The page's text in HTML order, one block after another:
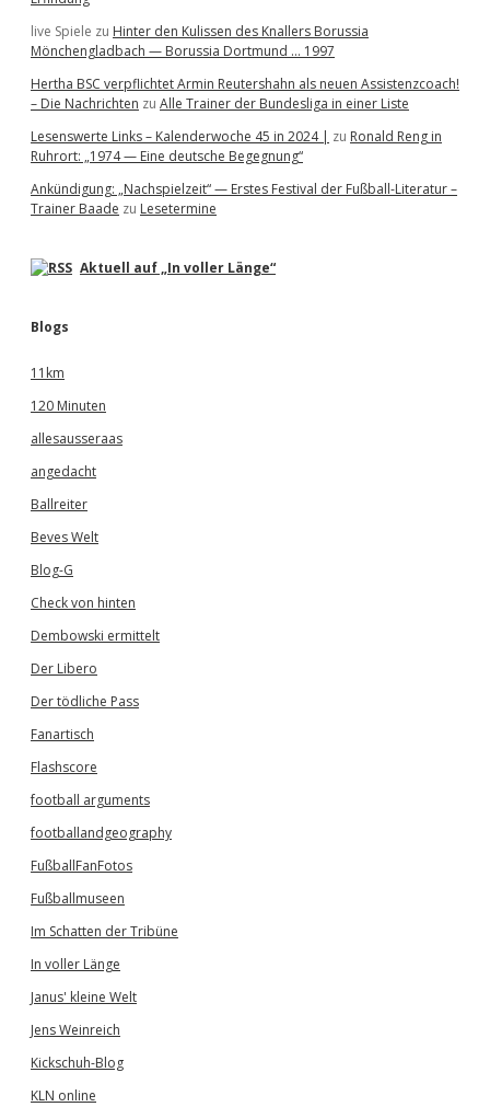
live Spiele zu Hinter den Kulissen des Knallers Borussia
Mönchengladbach — Borussia Dortmund … 1997
Hertha BSC verpflichtet Armin Reutershahn als neuen Assistenzcoach!
– Die Nachrichten zu Alle Trainer der Bundesliga in einer Liste
Lesenswerte Links – Kalenderwoche 45 in 2024 | zu Ronald Reng in
Ruhrort: „1974 — Eine deutsche Begegnung“
Ankündigung: „Nachspielzeit“ — Erstes Festival der Fußball-Literatur –
Trainer Baade zu Lesetermine
Aktuell auf „In voller Länge“
Blogs
11km
120 Minuten
allesausseraas
angedacht
Ballreiter
Beves Welt
Blog-G
Check von hinten
Dembowski ermittelt
Der Libero
Der tödliche Pass
Fanartisch
Flashscore
football arguments
footballandgeography
FußballFanFotos
Fußballmuseen
Im Schatten der Tribüne
In voller Länge
Janus' kleine Welt
Jens Weinreich
Kickschuh-Blog
KLN online